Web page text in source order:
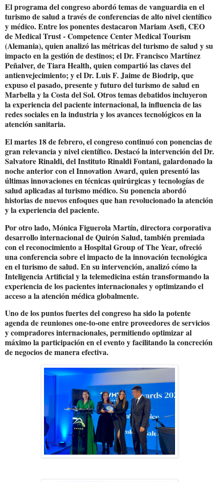
El programa del congreso abordó temas de vanguardia en el
turismo de salud a través de conferencias de alto nivel científico
y médico. Entre los ponentes destacaron Mariam Asefi, CEO
de Medical Trust - Competence Center Medical Tourism
(Alemania), quien analizó las métricas del turismo de salud y su
impacto en la gestión de destinos; el Dr. Francisco Martínez
Peñalver, de Tiara Health, quien compartió las claves del
antienvejecimiento; y el Dr. Luis F. Jaime de Biodrip, que
expuso el pasado, presente y futuro del turismo de salud en
Marbella y la Costa del Sol. Otros temas debatidos incluyeron
la experiencia del paciente internacional, la influencia de las
redes sociales en la industria y los avances tecnológicos en la
atención sanitaria.
El martes 18 de febrero, el congreso continuó con ponencias de
gran relevancia y nivel científico. Destacó la intervención del Dr.
Salvatore Rinaldi, del Instituto Rinaldi Fontani, galardonado la
noche anterior con el Innovation Award, quien presentó las
últimas innovaciones en técnicas quirúrgicas y tecnologías de
salud aplicadas al turismo médico. Su ponencia abordó
historias de nuevos enfoques que han revolucionado la atención
y la experiencia del paciente.
Por otro lado, Mónica Figuerola Martín, directora corporativa
desarrollo internacional de Quirón Salud, también premiada
con el reconocimiento a Hospital Group of The Year, ofreció
una conferencia sobre el impacto de la innovación tecnológica
en el turismo de salud. En su intervención, analizó cómo la
Inteligencia Artificial y la telemedicina están transformando la
experiencia de los pacientes internacionales y optimizando el
acceso a la atención médica globalmente.
Uno de los puntos fuertes del congreso ha sido la potente
agenda de reuniones one-to-one entre proveedores de servicios
y compradores internacionales, permitiendo optimizar al
máximo la participación en el evento y facilitando la concreción
de negocios de manera efectiva.